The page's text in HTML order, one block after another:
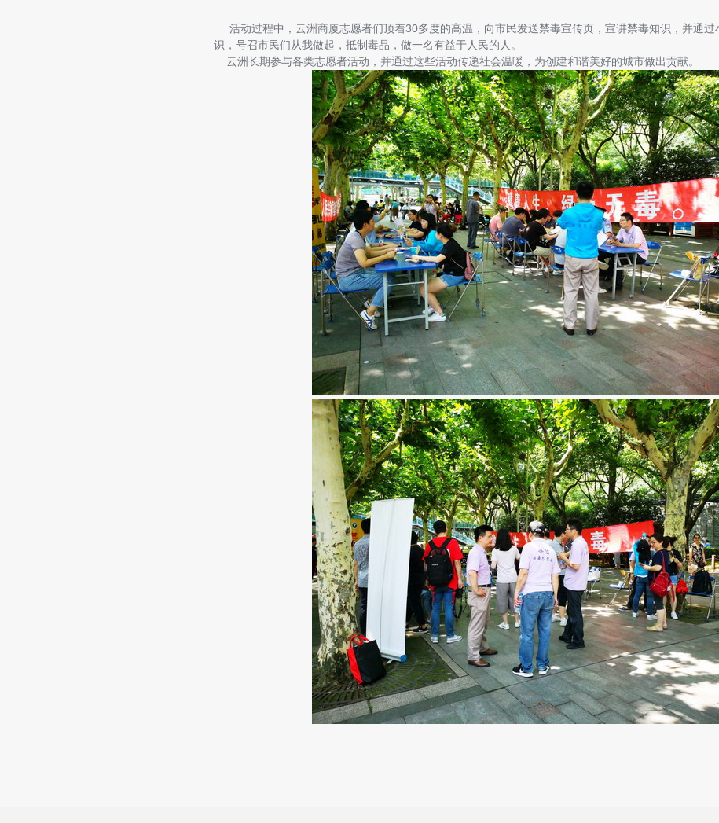
活动过程中，云洲商厦志愿者们顶着30多度的高温，向市民发送禁毒宣传页，宣讲禁毒知识，并通过
识，号召市民们从我做起，抵制毒品，做一名有益于人民的人。
云洲长期参与各类志愿者活动，并通过这些活动传递社会温暖，为创建和谐美好的城市做出贡献。